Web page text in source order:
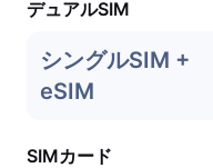
デュアルSIM
シングルSIM +
eSIM
SIMカード